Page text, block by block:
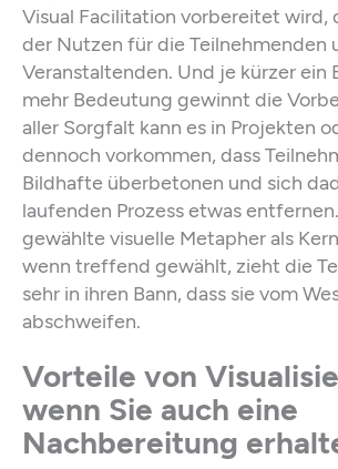
Visual Facilitation vorbereitet wird,
der Nutzen für die Teilnehmenden
Veranstaltenden. Und je kürzer ein
mehr Bedeutung gewinnt die
aller Sorgfalt kann es in Projekten
dennoch vorkommen, dass
Bildhafte überbetonen und sich
laufenden Prozess etwas
gewählte visuelle Metapher als
wenn treffend gewählt, zieht die
sehr in ihren Bann, dass sie vom
abschweifen.
Vorteile von
wenn Sie auch eine
Nachbereitung